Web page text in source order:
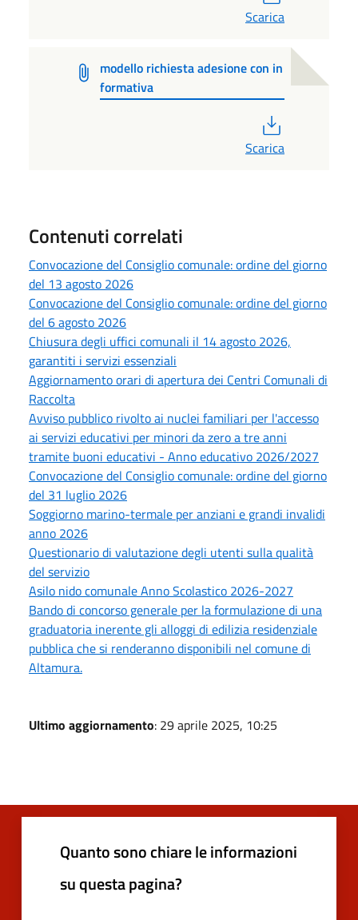
Scarica
modello richiesta adesione con in
formativa
Scarica
Contenuti correlati
Convocazione del Consiglio comunale: ordine del giorno
del 13 agosto 2026
Convocazione del Consiglio comunale: ordine del giorno
del 6 agosto 2026
Chiusura degli uffici comunali il 14 agosto 2026,
garantiti i servizi essenziali
Aggiornamento orari di apertura dei Centri Comunali di
Raccolta
Avviso pubblico rivolto ai nuclei familiari per l'accesso
ai servizi educativi per minori da zero a tre anni
tramite buoni educativi - Anno educativo 2026/2027
Convocazione del Consiglio comunale: ordine del giorno
del 31 luglio 2026
Soggiorno marino-termale per anziani e grandi invalidi
anno 2026
Questionario di valutazione degli utenti sulla qualità
del servizio
Asilo nido comunale Anno Scolastico 2026-2027
Bando di concorso generale per la formulazione di una
graduatoria inerente gli alloggi di edilizia residenziale
pubblica che si renderanno disponibili nel comune di
Altamura.
Ultimo aggiornamento: 29 aprile 2025, 10:25
Quanto sono chiare le informazioni
su questa pagina?